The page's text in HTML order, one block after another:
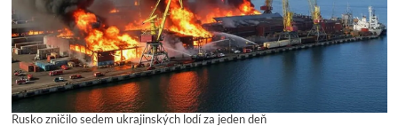
Rusko zničilo sedem ukrajinských lodí za jeden deň